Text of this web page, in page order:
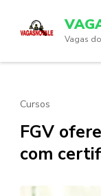
(Press
Vagas
Cursos
FGV
com